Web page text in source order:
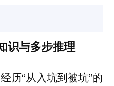
识与多步推理
历“从入坑到被坑”的